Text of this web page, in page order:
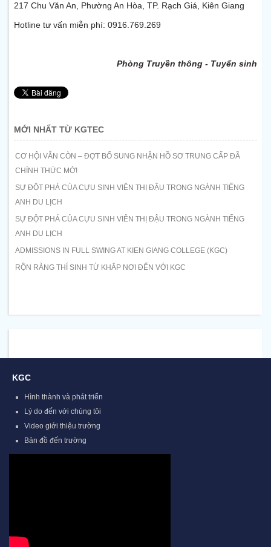
217 Chu Văn An, Phường An Hòa, TP. Rạch Giá, Kiên Giang
Hotline tư vấn miễn phí: 0916.769.269
Phòng Truyền thông - Tuyển sinh
MỚI NHẤT TỪ KGTEC
CƠ HỘI VẪN CÒN – ĐỢT BỔ SUNG NHẬN HỒ SƠ TRUNG CẤP ĐÃ
CHÍNH THỨC MỞ!
SỰ ĐỘT PHÁ CỦA CỰU SINH VIÊN THỊ ĐẬU TRONG NGÀNH TIẾNG
ANH DU LỊCH
SỰ ĐỘT PHÁ CỦA CỰU SINH VIÊN THỊ ĐẬU TRONG NGÀNH TIẾNG
ANH DU LỊCH
ADMISSIONS IN FULL SWING AT KIEN GIANG COLLEGE (KGC)
RỘN RÀNG THÍ SINH TỪ KHẮP NƠI ĐẾN VỚI KGC
KGC
Hình thành và phát triển
Lý do đến với chúng tôi
Video giới thiệu trường
Bản đồ đến trường